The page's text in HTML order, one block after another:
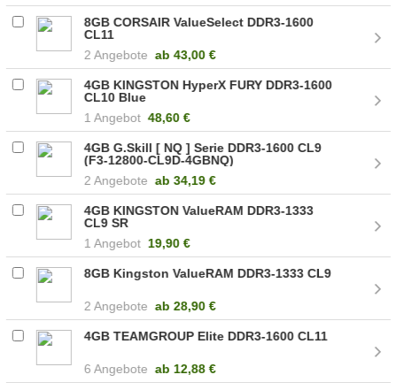
8GB CORSAIR ValueSelect DDR3-1600
CL11
2 Angebote ab43,00 €
4GB KINGSTON HyperX FURY DDR3-1600
CL10 Blue
1 Angebot 48,60 €
4GB G.Skill [ NQ ] Serie DDR3-1600 CL9
(F3-12800-CL9D-4GBNQ)
2 Angebote ab 34,19 €
4GB KINGSTON ValueRAM DDR3-1333
CL9 SR
1 Angebot 19,90 €
8GB Kingston ValueRAM DDR3-1333 CL9
2 Angebote ab 28,90 €
4GB TEAMGROUP Elite DDR3-1600 CL11
6 Angebote ab 12,88 €